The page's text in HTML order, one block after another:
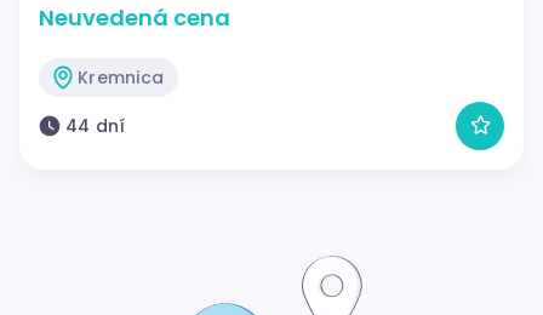
Neuvedená cena
Kremnica
44 dní